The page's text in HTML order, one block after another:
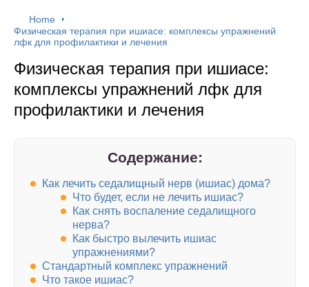
Home
Физическая терапия при ишиасе: комплексы упражнений
лфк для профилактики и лечения
Физическая терапия при ишиасе:
комплексы упражнений лфк для
профилактики и лечения
Содержание:
Как лечить седалищный нерв (ишиас) дома?
Что будет, если не лечить ишиас?
Как снять воспаление седалищного
нерва?
Как быстро вылечить ишиас
упражнениями?
Стандартный комплекс упражнений
Что такое ишиас?